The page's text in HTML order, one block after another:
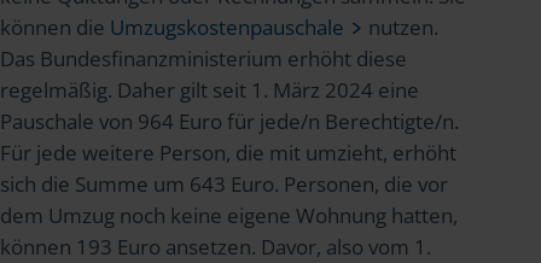
können die Umzugskostenpauschale
nutzen.
Das Bundesfinanzministerium erhöht diese
regelmäßig. Daher gilt seit 1. März 2024 eine
Pauschale von 964 Euro für jede/n Berechtigte/n.
Für jede weitere Person, die mit umzieht, erhöht
sich die Summe um 643 Euro. Personen, die vor
dem Umzug noch keine eigene Wohnung hatten,
können 193 Euro ansetzen. Davor, also vom 1.